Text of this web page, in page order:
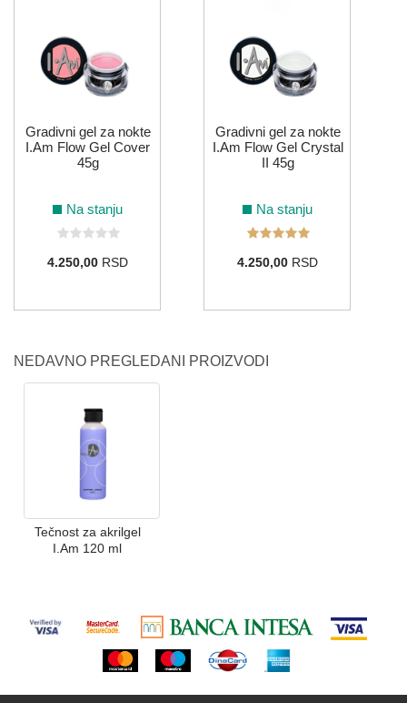
Gradivni gel za nokte
I.Am Flow Gel Cover
45g
Na stanju
4.250,00RSD
Gradivni gel za nokte
I.Am Flow Gel Crystal
II 45g
Na stanju
4.250,00RSD
NEDAVNO PREGLEDANI PROIZVODI
Tečnost za akrilgel
I.Am 120 ml